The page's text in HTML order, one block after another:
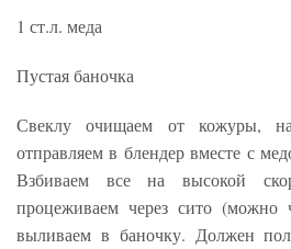
1 ст.л. меда
Пустая баночка
Свеклу очищаем от кожуры,
отправляем в блендер вместе с
Взбиваем все на высокой
процеживаем через сито
выливаем в баночку. Должен